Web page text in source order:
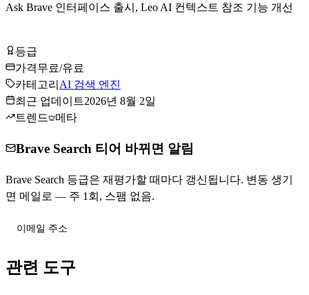
Ask Brave 인터페이스 출시, Leo AI 컨텍스트 참조 기능 개선
등급
가격무료/유료
카테고리 AI 검색 엔진
최근 업데이트2026년 8월 2일
트렌드
메타
Brave Search 티어 바뀌면 알림
Brave Search 등급은 재평가할 때마다 갱신됩니다. 변동 생기
면 메일로 — 주 1회, 스팸 없음.
관련 도구